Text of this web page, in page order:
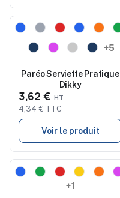
Nouveau
+5
Paréo Serviette Pratique
Dikky
3,62 €
4,34 € TTC
Voir le produit
Nouveau
+1